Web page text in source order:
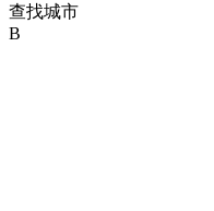
查找城市
B